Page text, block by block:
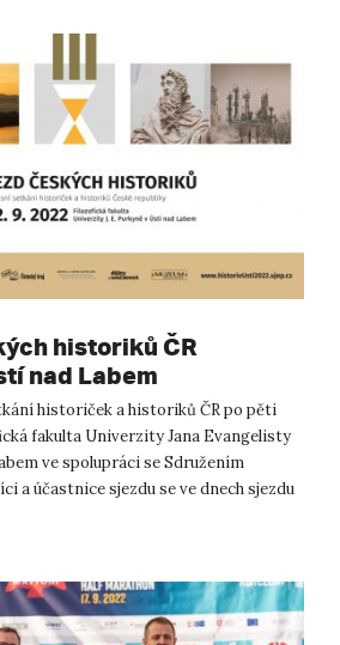
historiků ČR
nad Labem
historiček a historiků ČR po pěti
fakulta Univerzity Jana Evangelisty
ve spolupráci se Sdružením
a účastnice sjezdu se ve dnech sjezdu